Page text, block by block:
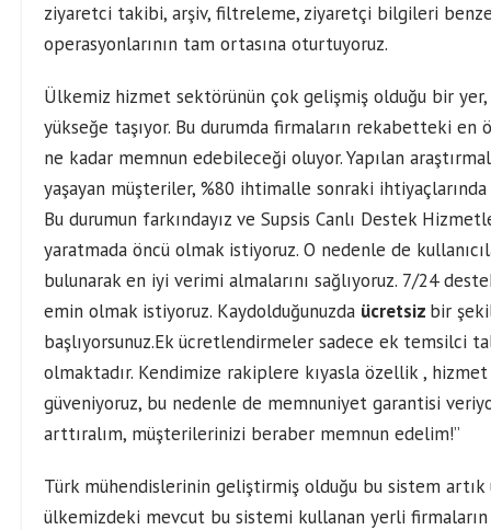
ziyaretci takibi, arşiv, filtreleme, ziyaretçi bilgileri
operasyonlarının tam ortasına oturtuyoruz.
Ülkemiz hizmet sektörünün çok gelişmiş olduğu bir
yükseğe taşıyor. Bu durumda firmaların rekabetteki en
ne kadar memnun edebileceği oluyor. Yapılan
yaşayan müşteriler, %80 ihtimalle sonraki
Bu durumun farkındayız ve Supsis Canlı Destek
yaratmada öncü olmak istiyoruz. O nedenle de
bulunarak en iyi verimi almalarını sağlıyoruz. 7/24
emin olmak istiyoruz. Kaydolduğunuzda ücretsiz bir
başlıyorsunuz.Ek ücretlendirmeler sadece ek temsilci
olmaktadır. Kendimize rakiplere kıyasla özellik ,
güveniyoruz, bu nedenle de memnuniyet garantisi
arttıralım, müşterilerinizi beraber memnun edelim!”
Türk mühendislerinin geliştirmiş olduğu bu sistem
ülkemizdeki mevcut bu sistemi kullanan yerli firmaların